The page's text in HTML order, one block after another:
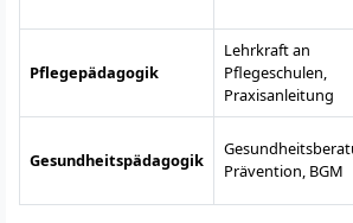
Pflegepädagogik
Lehrkraft an
Pflegeschulen,
Praxisanleitung
Gesundheitspädagogik
Prävention, BGM